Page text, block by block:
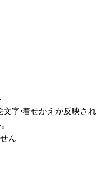
字⋅着せかえが反映され
ん